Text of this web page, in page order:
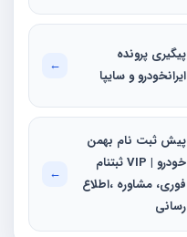
پیگیری پرونده
ایرانخودرو و سایپا
←
پیش ثبت نام بهمن
خودرو | VIP ثبتنام
فوری، مشاوره ،اطلاع
رسانی
←